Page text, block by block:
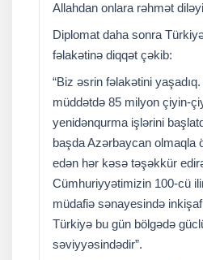
Allahdan onlara rəhmət
Diplomat daha sonra
fəlakətinə diqqət çəkib:
“Biz əsrin fəlakətini
müddətdə 85 milyon çiyin-
yenidənqurma işlərini
başda Azərbaycan olmaqla
edən hər kəsə təşəkkür
Cümhuriyyətimizin 100-cü
müdafiə sənayesində
Türkiyə bu gün bölgədə
səviyyəsindədir”.